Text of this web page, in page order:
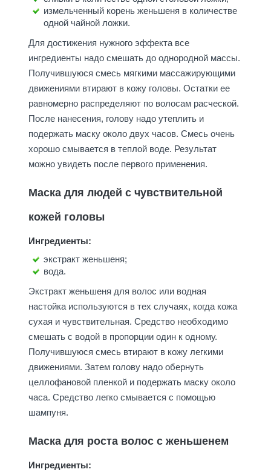
измельченный корень женьшеня в количестве
одной чайной ложки.
Для достижения нужного эффекта все
ингредиенты надо смешать до однородной массы.
Получившуюся смесь мягкими массажирующими
движениями втирают в кожу головы. Остатки ее
равномерно распределяют по волосам расческой.
После нанесения, голову надо утеплить и
подержать маску около двух часов. Смесь очень
хорошо смывается в теплой воде. Результат
можно увидеть после первого применения.
Маска для людей с чувствительной
кожей головы
Ингредиенты:
экстракт женьшеня;
вода.
Экстракт женьшеня для волос или водная
настойка используются в тех случаях, когда кожа
сухая и чувствительная. Средство необходимо
смешать с водой в пропорции один к одному.
Получившуюся смесь втирают в кожу легкими
движениями. Затем голову надо обернуть
целлофановой пленкой и подержать маску около
часа. Средство легко смывается с помощью
шампуня.
Маска для роста волос с женьшенем
Ингредиенты: